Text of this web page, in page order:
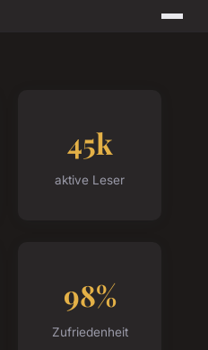
45k
aktive Leser
98%
Zufriedenheit